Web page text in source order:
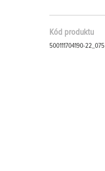
Kód produktu
500111704190-22_075